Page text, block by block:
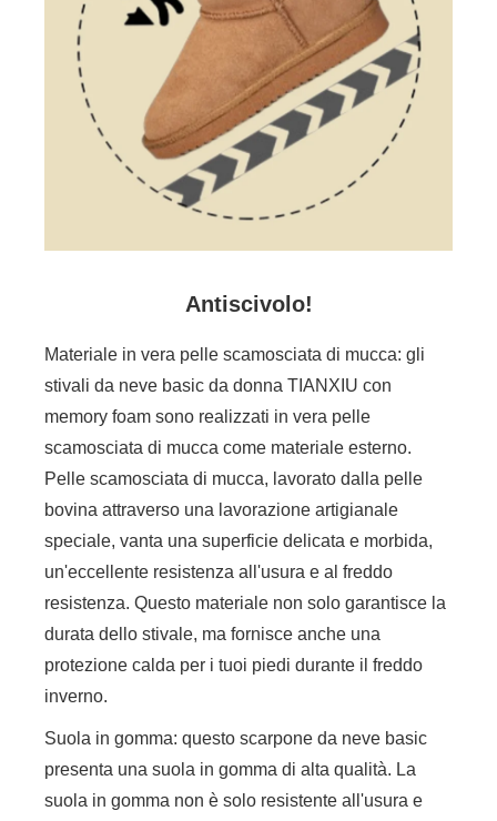
Antiscivolo!
Materiale in vera pelle scamosciata di mucca: gli
stivali da neve basic da donna TIANXIU con
memory foam sono realizzati in vera pelle
scamosciata di mucca come materiale esterno.
Pelle scamosciata di mucca, lavorato dalla pelle
bovina attraverso una lavorazione artigianale
speciale, vanta una superficie delicata e morbida,
un'eccellente resistenza all'usura e al freddo
resistenza. Questo materiale non solo garantisce la
durata dello stivale, ma fornisce anche una
protezione calda per i tuoi piedi durante il freddo
inverno.
Suola in gomma: questo scarpone da neve basic
presenta una suola in gomma di alta qualità. La
suola in gomma non è solo resistente all'usura e